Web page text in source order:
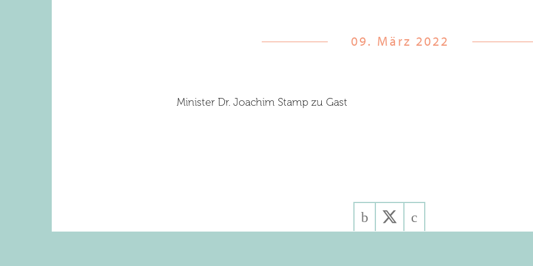
09. März 2022
Minister Dr. Joachim Stamp zu Gast